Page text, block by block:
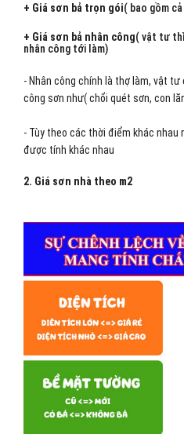
+ Giá sơn bả trọn gói( bao gồm
+ Giá sơn bả nhân công( vật tư
nhân công tới làm)
- Nhân công chính là thợ làm, vật
công sơn như( chổi quét sơn, con
- Tùy theo các thời điểm khác nhau
được tính khác nhau
2. Giá sơn nhà theo m2